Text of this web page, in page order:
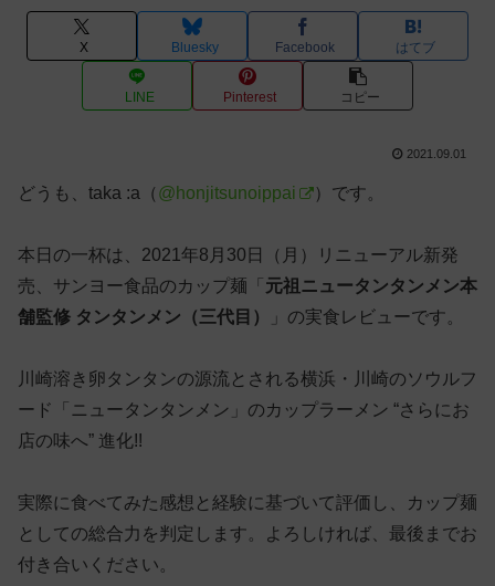
X Bluesky Facebook はてブ
LINE Pinterest コピー
2021.09.01
どうも、taka :a（ @honjitsunoippai ）です。
本日の一杯は、2021年8月30日（月）リニューアル新発
売、サンヨー食品のカップ麺「 元祖ニュータンタンメン本
舗監修 タンタンメン（三代目）
」の実食レビューです。
川崎溶き卵タンタンの源流とされる横浜・川崎のソウルフ
ード「ニュータンタンメン」のカップラーメン “さらにお
店の味へ” 進化!!
実際に食べてみた感想と経験に基づいて評価し、カップ麺
としての総合力を判定します。よろしければ、最後までお
付き合いください。